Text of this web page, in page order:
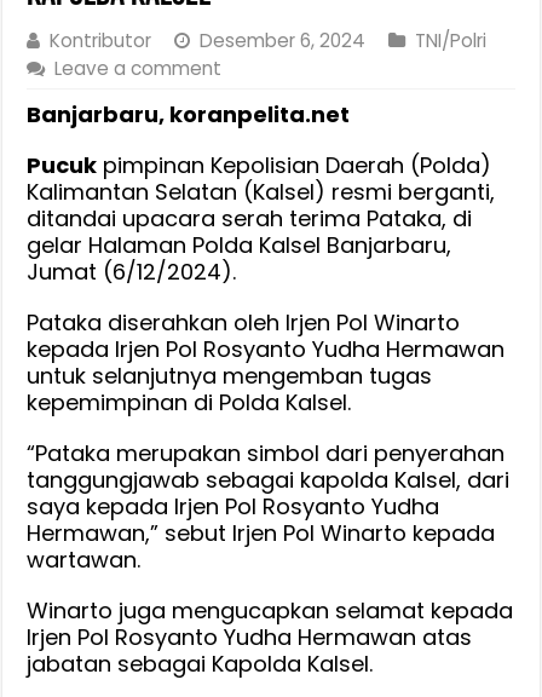
Kontributor Desember 6, 2024
TNI/Polri
Leave a comment
Banjarbaru, koranpelita.net
Pucuk pimpinan Kepolisian Daerah (Polda)
Kalimantan Selatan (Kalsel) resmi berganti,
ditandai upacara serah terima Pataka, di
gelar Halaman Polda Kalsel Banjarbaru,
Jumat (6/12/2024).
Pataka diserahkan oleh Irjen Pol Winarto
kepada Irjen Pol Rosyanto Yudha Hermawan
untuk selanjutnya mengemban tugas
kepemimpinan di Polda Kalsel.
“Pataka merupakan simbol dari penyerahan
tanggungjawab sebagai kapolda Kalsel, dari
saya kepada Irjen Pol Rosyanto Yudha
Hermawan,” sebut Irjen Pol Winarto kepada
wartawan.
Winarto juga mengucapkan selamat kepada
Irjen Pol Rosyanto Yudha Hermawan atas
jabatan sebagai Kapolda Kalsel.